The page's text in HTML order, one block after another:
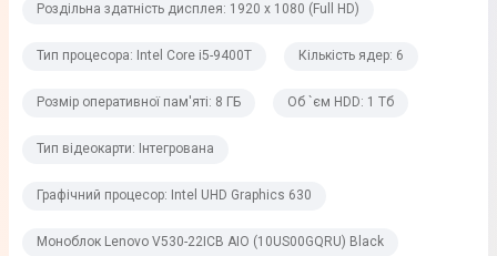
3,4 ГГц
DDR4
Роздільна здатність дисплея: 1920 х 1080 (Full HD)
Тип процесора: Intel Core i5-9400T Кількість ядер: 6
Розмір оперативної пам'яті: 8 ГБ Об `єм HDD: 1 Тб
Тип відеокарти: Інтегрована
Графічний процесор: Intel UHD Graphics 630
Моноблок Lenovo V530-22ICB AIO (10US00GQRU) Black